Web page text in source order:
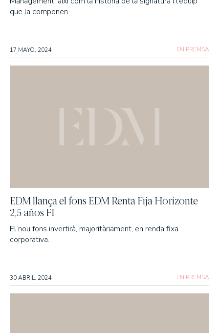
que la componen.
17 MAYO, 2024 EN PREMSA
EDM llança el fons EDM Renta Fija Horizonte
2,5 años FI
El nou fons invertirà, majoritàriament, en renda fixa
corporativa.
30 ABRIL, 2024 EN PREMSA